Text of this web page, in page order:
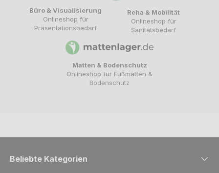
Büro & Visualisierung
Onlineshop für
Präsentationsbedarf
Reha & Mobilität
Onlineshop für
Sanitätsbedarf
Matten & Bodenschutz
Onlineshop für Fußmatten &
Bodenschutz
Beliebte Kategorien